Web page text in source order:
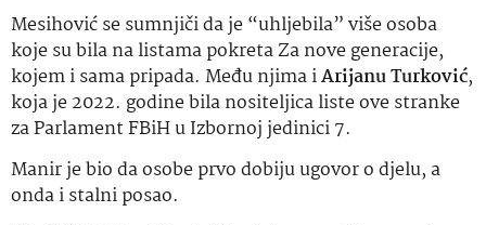
Mesihović se sumnjiči da je “uhljebila” više osoba
koje su bila na listama pokreta Za nove generacije,
kojem i sama pripada. Među njima iArijanu Turković,
koja je 2022. godine bila nositeljica liste ove stranke
za Parlament FBiH u Izbornoj jedinici 7.
Manir je bio da osobe prvo dobiju ugovor o djelu, a
onda i stalni posao.